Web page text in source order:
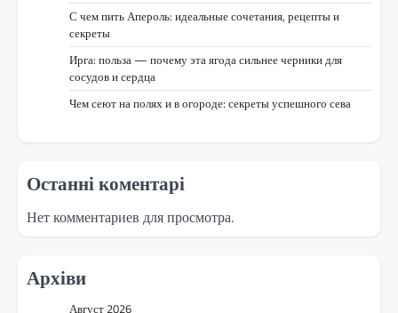
С чем пить Апероль: идеальные сочетания, рецепты и
секреты
Ирга: польза — почему эта ягода сильнее черники для
сосудов и сердца
Чем сеют на полях и в огороде: секреты успешного сева
Останні коментарі
Нет комментариев для просмотра.
Архіви
Август 2026